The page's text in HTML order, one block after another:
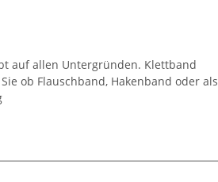
auf allen Untergründen. Klettband
ob Flauschband, Hakenband oder als